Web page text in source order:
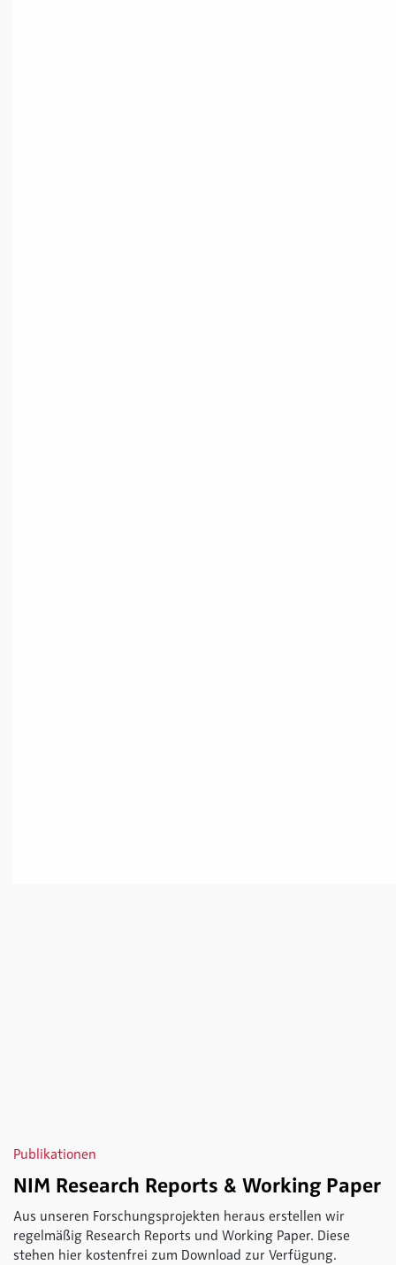
Publikationen
NIM Research Reports & Working Paper
Aus unseren Forschungsprojekten heraus erstellen wir
regelmäßig Research Reports und Working Paper. Diese
stehen hier kostenfrei zum Download zur Verfügung.